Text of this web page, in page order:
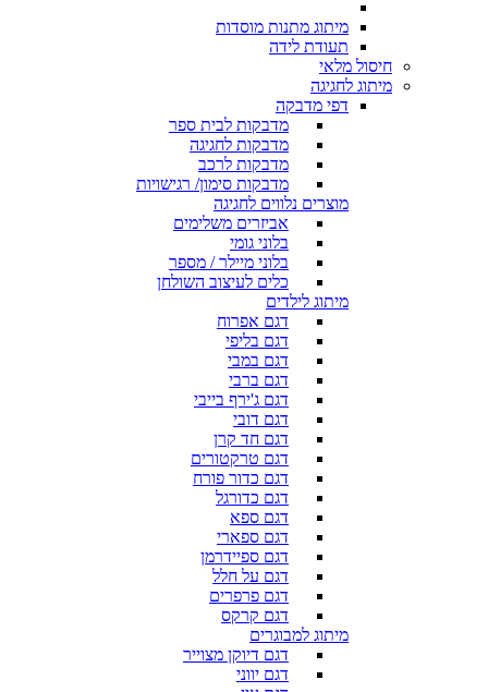
מיתוג מתנות מוסדות
תעודת לידה
חיסול מלאי
מיתוג לחגיגה
דפי מדבקה
מדבקות לבית ספר
מדבקות לחגיגה
מדבקות לרכב
מדבקות סימון/ רגישויות
מוצרים נלווים לחגיגה
אביזרים משלימים
בלוני גומי
בלוני מיילר / מספר
כלים לעיצוב השולחן
מיתוג לילדים
דגם אפרוח
דגם בליפי
דגם במבי
דגם ברבי
דגם ג'ירף בייבי
דגם דובי
דגם חד קרן
דגם טרקטורים
דגם כדור פורח
דגם כדורגל
דגם ספא
דגם ספארי
דגם ספיידרמן
דגם על חלל
דגם פרפרים
דגם קרקס
מיתוג למבוגרים
דגם דיוקן מצוייר
דגם יווני